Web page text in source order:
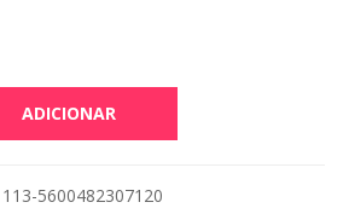
ADICIONAR
5600482307120